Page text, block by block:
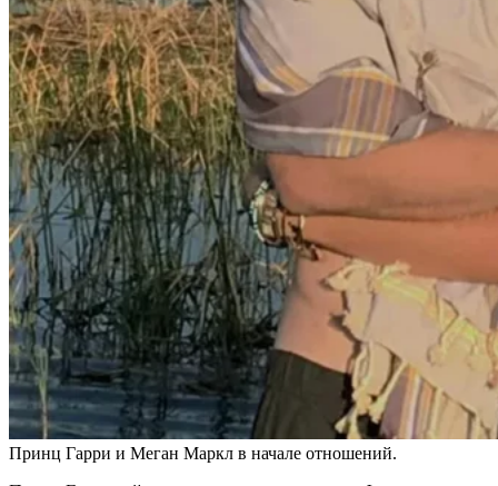
Принц Гарри и Меган Маркл в начале отношений.